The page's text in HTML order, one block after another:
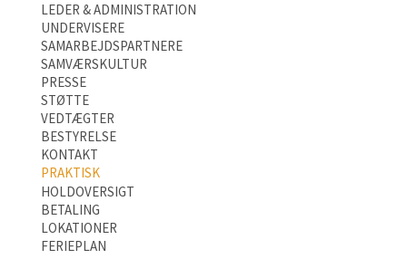
LEDER & ADMINISTRATION
UNDERVISERE
SAMARBEJDSPARTNERE
SAMVÆRSKULTUR
PRESSE
STØTTE
VEDTÆGTER
BESTYRELSE
KONTAKT
PRAKTISK
HOLDOVERSIGT
BETALING
LOKATIONER
FERIEPLAN